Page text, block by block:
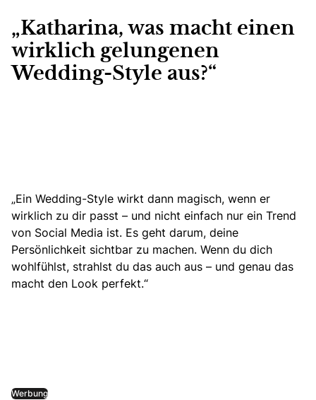
„Katharina, was macht einen
wirklich gelungenen
Wedding-Style aus?“
„Ein Wedding-Style wirkt dann magisch, wenn er
wirklich zu dir passt – und nicht einfach nur ein Trend
von Social Media ist. Es geht darum, deine
Persönlichkeit sichtbar zu machen. Wenn du dich
wohlfühlst, strahlst du das auch aus – und genau das
macht den Look perfekt.“
Werbung